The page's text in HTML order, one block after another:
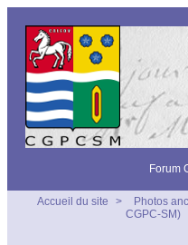
Forum
Accueil du site > Photos
CGPC-SM)